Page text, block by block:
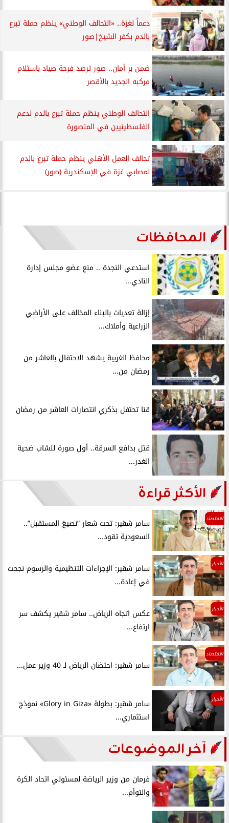
دعماً لغزة.. «التحالف الوطني» ينظم حملة تبرع
بالدم بكفر الشيخ|صور
ضمن بر أمان.. صور ترصد فرحة صياد باستلام
مركبه الجديد بالأقصر
التحالف الوطني ينظم حملة تبرع بالدم لدعم
الفلسطينيين في المنصورة
تحالف العمل الأهلي ينظم حملة تبرع بالدم
لمصابي غزة في الإسكندرية (صور)
المحافظات
استدعي النجدة .. منع عضو مجلس إدارة
النادي...
إزالة تعديات بالبناء المخالف على الأراضي
الزراعية وأملاك...
محافظ الغربية يشهد الاحتفال بالعاشر من
رمضان من...
قنا تحتفل بذكري انتصارات العاشر من رمضان
قتل بدافع السرقة.. أول صورة للشاب ضحية
الغدر...
الأكثر قراءة
الاقتصاد
سامر شقير: تحت شعار ”نصيغ المستقبل”..
السعودية تقود...
الأخبار
سامر شقير: الإجراءات التنظيمية والرسوم نجحت
في إعادة...
الأخبار
عكس اتجاه الرياض.. سامر شقير يكشف سر
ارتفاع...
الاقتصاد
سامر شقير: احتضان الرياض لـ 40 وزير عمل...
الأخبار
سامر شقير: بطولة «Glory in Giza» نموذج
استثماري...
آخر الموضوعات
فرمان من وزير الرياضة لمسئولي اتحاد الكرة
والتوأم...